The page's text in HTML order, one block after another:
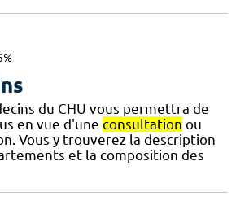
du CHU vous permettra de
en vue d'une consultation ou
Vous y trouverez la description
et la composition des